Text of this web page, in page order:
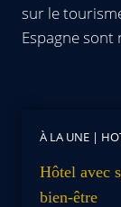
sur le
Espagne sont
À LA UNE |
Hôtel avec
bien-être